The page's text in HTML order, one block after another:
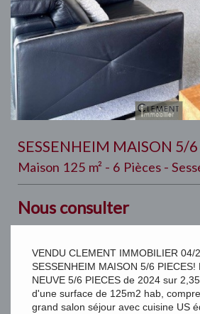
SESSENHEIM MAISON 5/6
Maison 125 m² - 6 Pièces -
Nous consulter
VENDU CLEMENT IMMOBILIER 04/
SESSENHEIM MAISON 5/6 PIECES!
NEUVE 5/6 PIECES de 2024 sur
d'une surface de 125m2 hab,
grand salon séjour avec cuisine US